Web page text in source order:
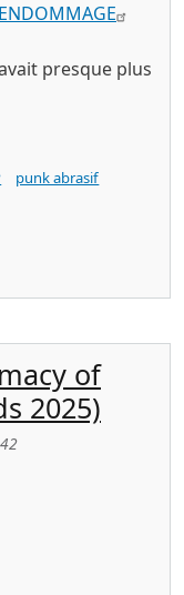
presque plus
punk abrasif
of
2025)